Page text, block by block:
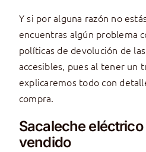
Y si por alguna razón no
encuentras algún problema
políticas de devolución de
accesibles, pues al tener un
explicaremos todo con
compra.
Sacaleche eléctrico
vendido